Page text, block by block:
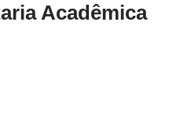
Acadêmica